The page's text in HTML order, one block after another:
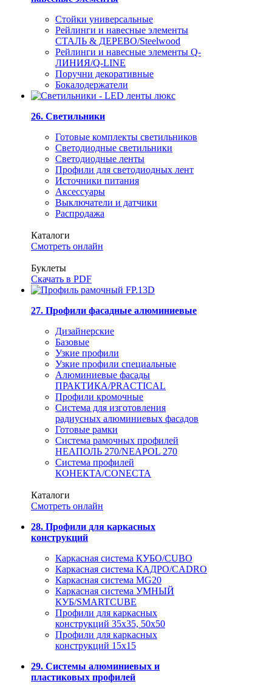
Стойки универсальные
Рейлинги и навесные элементы
СТАЛЬ & ДЕРЕВО/Steelwood
Рейлинги и навесные элементы Q-
ЛИНИЯ/Q-LINE
Поручни декоративные
Бокалодержатели
26. Светильники
Готовые комплекты светильников
Светодиодные светильники
Светодиодные ленты
Профили для светодиодных лент
Источники питания
Аксессуары
Выключатели и датчики
Распродажа
Каталоги
Смотреть онлайн
Буклеты
Скачать в PDF
27. Профили фасадные алюминиевые
Дизайнерские
Базовые
Узкие профили
Узкие профили специальные
Алюминиевые фасады
ПРАКТИКА/PRACTICAL
Профили кромочные
Система для изготовления
радиусных алюминиевых фасадов
Готовые рамки
Система рамочных профилей
НЕАПОЛЬ 270/NEAPOL 270
Система профилей
КОНЕКТА/CONECTA
Каталоги
Смотреть онлайн
28. Профили для каркасных
конструкций
Каркасная система КУБО/CUBO
Каркасная система КАДРО/CADRO
Каркасная система MG20
Каркасная система УМНЫЙ
КУБ/SMARTCUBE
Профили для каркасных
конструкций 35x35, 50x50
Профили для каркасных
конструкций 15х15
29. Системы алюминиевых и
пластиковых профилей